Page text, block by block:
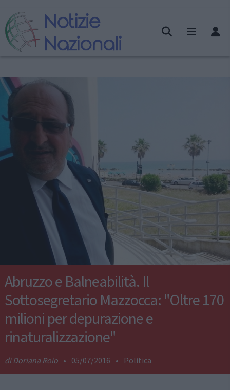
Abruzzo e Balneabilità. Il
Sottosegretario Mazzocca: "Oltre 170
milioni per depurazione e
rinaturalizzazione"
Doriana Roio • 05/07/2016 • Politica